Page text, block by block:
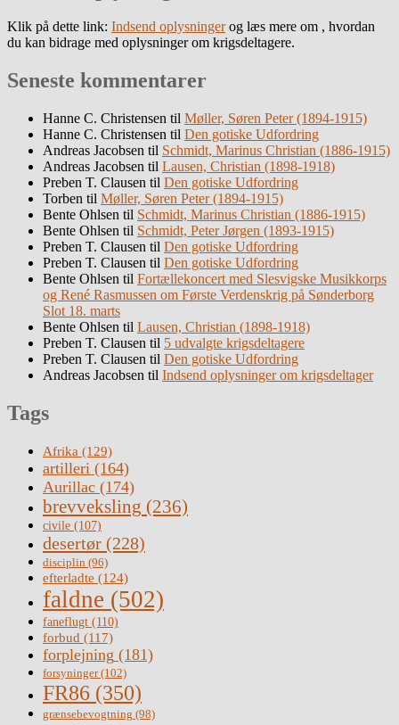
Klik på dette link: Indsend oplysningerog læs mere om , hvordan
du kan bidrage med oplysninger om krigsdeltagere.
Seneste kommentarer
Hanne C. Christensen til Møller, Søren Peter (1894-1915)
Hanne C. Christensen til Den gotiske Udfordring
Andreas Jacobsen til Schmidt, Marinus Christian (1886-1915)
Andreas Jacobsen til Lausen, Christian (1898-1918)
Preben T. Clausen til Den gotiske Udfordring
Torben til Møller, Søren Peter (1894-1915)
Bente Ohlsen til Schmidt, Marinus Christian (1886-1915)
Bente Ohlsen til Schmidt, Peter Jørgen (1893-1915)
Preben T. Clausen til Den gotiske Udfordring
Preben T. Clausen til Den gotiske Udfordring
Bente Ohlsen til Fortællekoncert med Slesvigske Musikkorps
og René Rasmussen om Første Verdenskrig på Sønderborg
Slot 18. marts
Bente Ohlsen til Lausen, Christian (1898-1918)
Preben T. Clausen til 5 udvalgte krigsdeltagere
Preben T. Clausen til Den gotiske Udfordring
Andreas Jacobsen til Indsend oplysninger om krigsdeltager
Tags
Afrika (129)
artilleri (164)
Aurillac (174)
brevveksling (236)
civile (107)
desertør (228)
disciplin (96)
efterladte (124)
faldne (502)
faneflugt (110)
forbud (117)
forplejning (181)
forsyninger(102)
FR86 (350)
grænsebevogtning (98)